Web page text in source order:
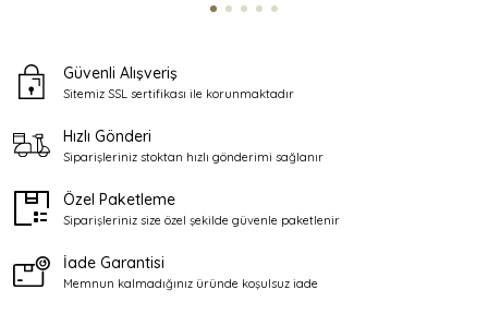
Güvenli Alışveriş
Sitemiz SSL sertifikası ile korunmaktadır
Hızlı Gönderi
Siparişleriniz stoktan hızlı gönderimi sağlanır
Özel Paketleme
Siparişleriniz size özel şekilde güvenle paketlenir
İade Garantisi
Memnun kalmadığınız üründe koşulsuz iade